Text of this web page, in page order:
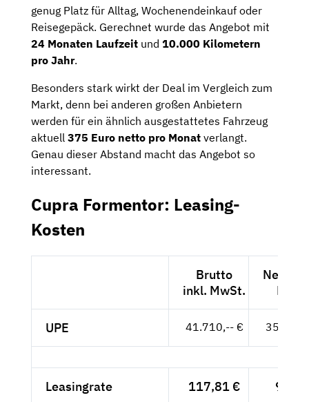
genug Platz für Alltag, Wochenendeinkauf oder
Reisegepäck. Gerechnet wurde das Angebot mit
24 Monaten Laufzeit und 10.000 Kilometern
pro Jahr.
Besonders stark wirkt der Deal im Vergleich zum
Markt, denn bei anderen großen Anbietern
werden für ein ähnlich ausgestattetes Fahrzeug
aktuell 375 Euro netto pro Monat verlangt.
Genau dieser Abstand macht das Angebot so
interessant.
Cupra Formentor: Leasing-
Kosten
Brutto
inkl. MwSt.
Netto
UPE 41.710,-- €
Leasingrate 117,81 € 99,--